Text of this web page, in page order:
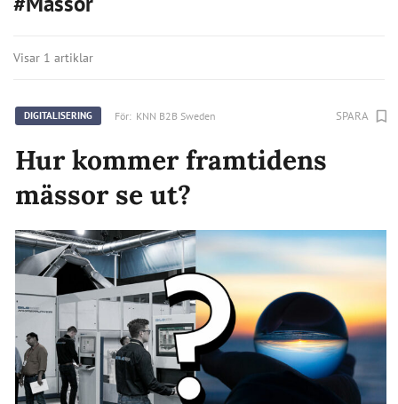
Visar 1 artiklar
DIGITALISERING För: KNN B2B Sweden SPARA
Hur kommer framtidens
mässor se ut?